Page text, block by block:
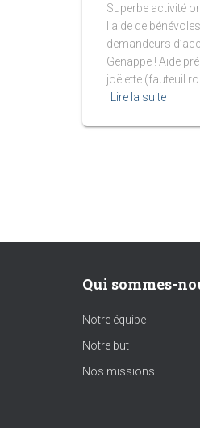
Superbe activité
l’aide de
demandeurs
Genappe ! Aide
joëlette (fauteuil
Lire la suite
Qui sommes-
Notre équipe
Notre but
Nos missions